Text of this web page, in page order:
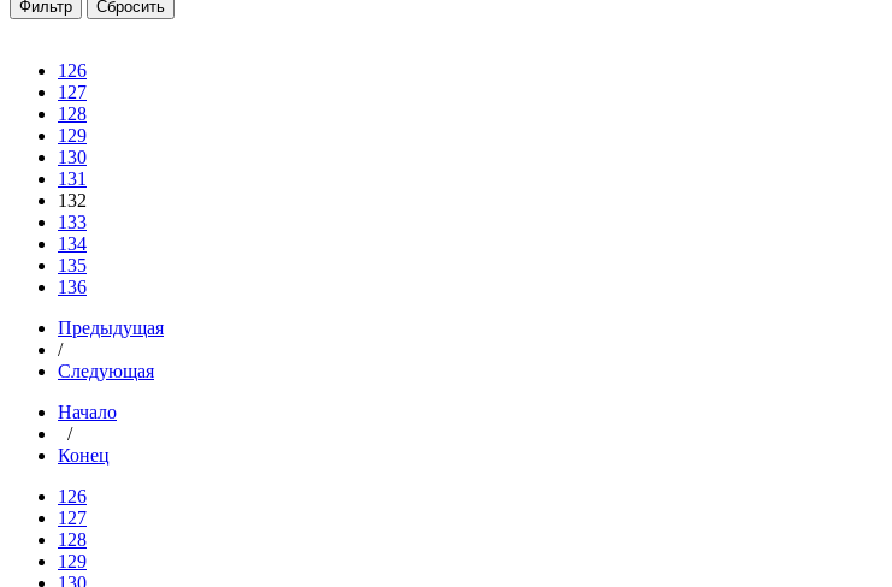
126
127
128
129
130
131
132
133
134
135
136
Предыдущая
/
Следующая
Начало
/
Конец
126
127
128
129
130